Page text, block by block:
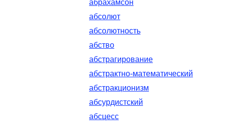
абрахамсон
абсолют
абсолютность
абство
абстрагирование
абстрактно-математический
абстракционизм
абсурдистский
абсцесс